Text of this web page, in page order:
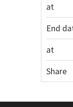
at
End
at
Share